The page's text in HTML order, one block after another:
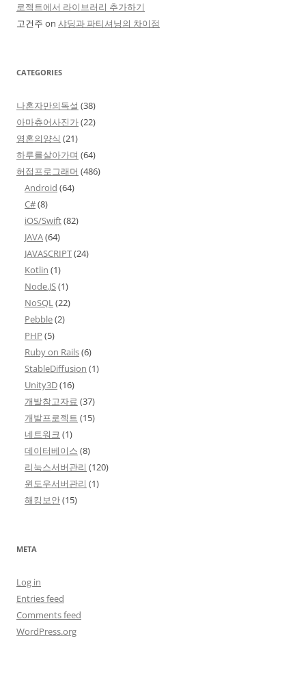
로젝트에서 라이브러리 추가하기
고건주 on 샤딩과 파티셔닝의 차이점
CATEGORIES
나혼자만의독설 (38)
아마츄어사진가(22)
영혼의양식 (21)
하루를살아가며 (64)
허접프로그래머 (486)
Android (64)
C#(8)
iOS/Swift(82)
JAVA(64)
JAVASCRIPT(24)
Kotlin (1)
Node.JS(1)
NoSQL(22)
Pebble(2)
PHP (5)
Ruby on Rails(6)
StableDiffusion (1)
Unity3D(16)
개발참고자료 (37)
개발프로젝트 (15)
네트워크 (1)
데이터베이스 (8)
리눅스서버관리 (120)
윈도우서버관리 (1)
해킹보안(15)
META
Log in
Entries feed
Comments feed
WordPress.org